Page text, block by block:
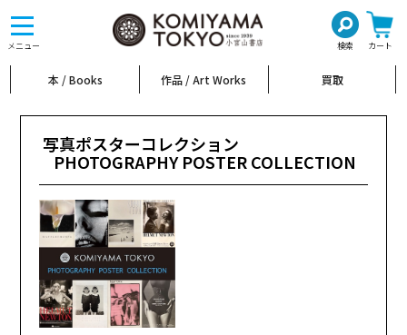
メニュー 検索 カート
toggle
navigation
本 / Books 作品 / Art Works 買取
写真ポスターコレクション
PHOTOGRAPHY POSTER COLLECTION